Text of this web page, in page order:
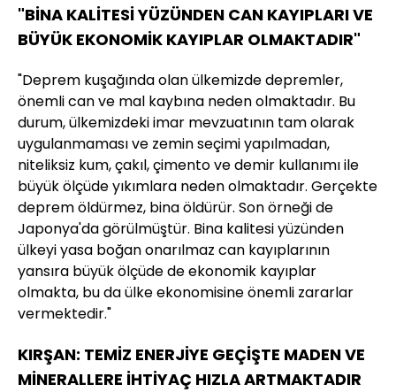
"BİNA KALİTESİ YÜZÜNDEN CAN KAYIPLARI VE
BÜYÜK EKONOMİK KAYIPLAR OLMAKTADIR"
"Deprem kuşağında olan ülkemizde depremler,
önemli can ve mal kaybına neden olmaktadır. Bu
durum, ülkemizdeki imar mevzuatının tam olarak
uygulanmaması ve zemin seçimi yapılmadan,
niteliksiz kum, çakıl, çimento ve demir kullanımı ile
büyük ölçüde yıkımlara neden olmaktadır. Gerçekte
deprem öldürmez, bina öldürür. Son örneği de
Japonya'da görülmüştür. Bina kalitesi yüzünden
ülkeyi yasa boğan onarılmaz can kayıplarının
yansıra büyük ölçüde de ekonomik kayıplar
olmakta, bu da ülke ekonomisine önemli zararlar
vermektedir."
KIRŞAN: TEMİZ ENERJİYE GEÇİŞTE MADEN VE
MİNERALLERE İHTİYAÇ HIZLA ARTMAKTADIR